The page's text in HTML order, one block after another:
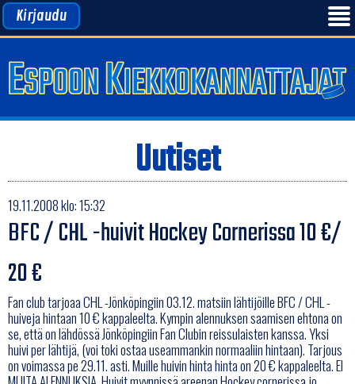
Kirjaudu
Uutiset
19.11.2008 klo: 15:32
BFC / CHL -huivit Hockey Cornerissa 10 €/
20 €
Fan club tarjoaa CHL -Jönköpingiin 03.12. matsiin lähtijöille BFC / CHL -
huiveja hintaan 10 € kappaleelta. Kympin alennuksen saamisen ehtona on
se, että on lähdössä Jönköpingiin Fan Clubin reissulaisten kanssa. Yksi
huivi per lähtijä, (voi toki ostaa useammankin normaaliin hintaan). Tarjous
on voimassa pe 29.11. asti. Muille huivin hinta hinta on 20 € kappaleelta. EI